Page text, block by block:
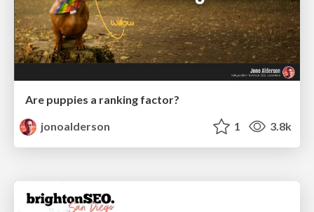
Are puppies a ranking factor?
jonoalderson
1 3.8k